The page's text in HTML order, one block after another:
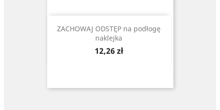
ZACHOWAJ ODSTĘP na podłogę
naklejka
Cena
12,26 zł